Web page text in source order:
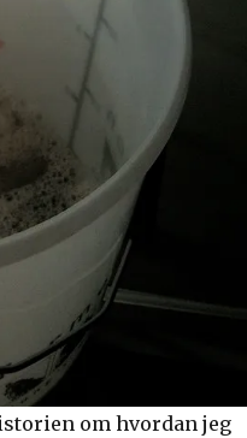
om hvordan jeg